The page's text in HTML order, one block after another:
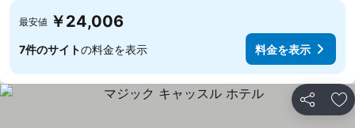
最安値 ￥24,006
7件のサイトの料金を表示 料金を表示
シェア お